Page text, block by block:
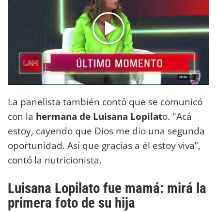
La panelista también contó que se comunicó
con la hermana de Luisana Lopilato. "Acá
estoy, cayendo que Dios me dio una segunda
oportunidad. Así que gracias a él estoy viva”,
contó la nutricionista.
Luisana Lopilato fue mamá: mirá la
primera foto de su hija